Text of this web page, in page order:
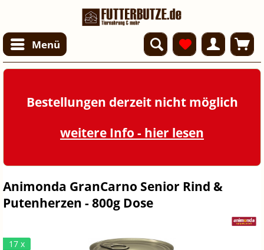
Menü
Bestellungen derzeit nicht möglich
weitere Info - hier lesen
Animonda GranCarno Senior Rind &
Putenherzen - 800g Dose
17 x